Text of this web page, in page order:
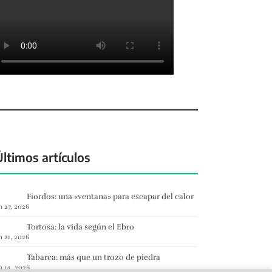
artículos
Fiordos: una «ventana» para escapar del calor
27, 2026
Tortosa: la vida según el Ebro
21, 2026
Tabarca: más que un trozo de piedra
14, 2026